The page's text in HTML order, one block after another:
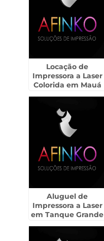
Locação de
Impressora a Laser
Colorida em Mauá
Aluguel de
Impressora a Laser
em Tanque Grande